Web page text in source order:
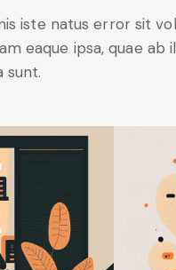
iste natus error sit
eaque ipsa, quae ab
sunt.